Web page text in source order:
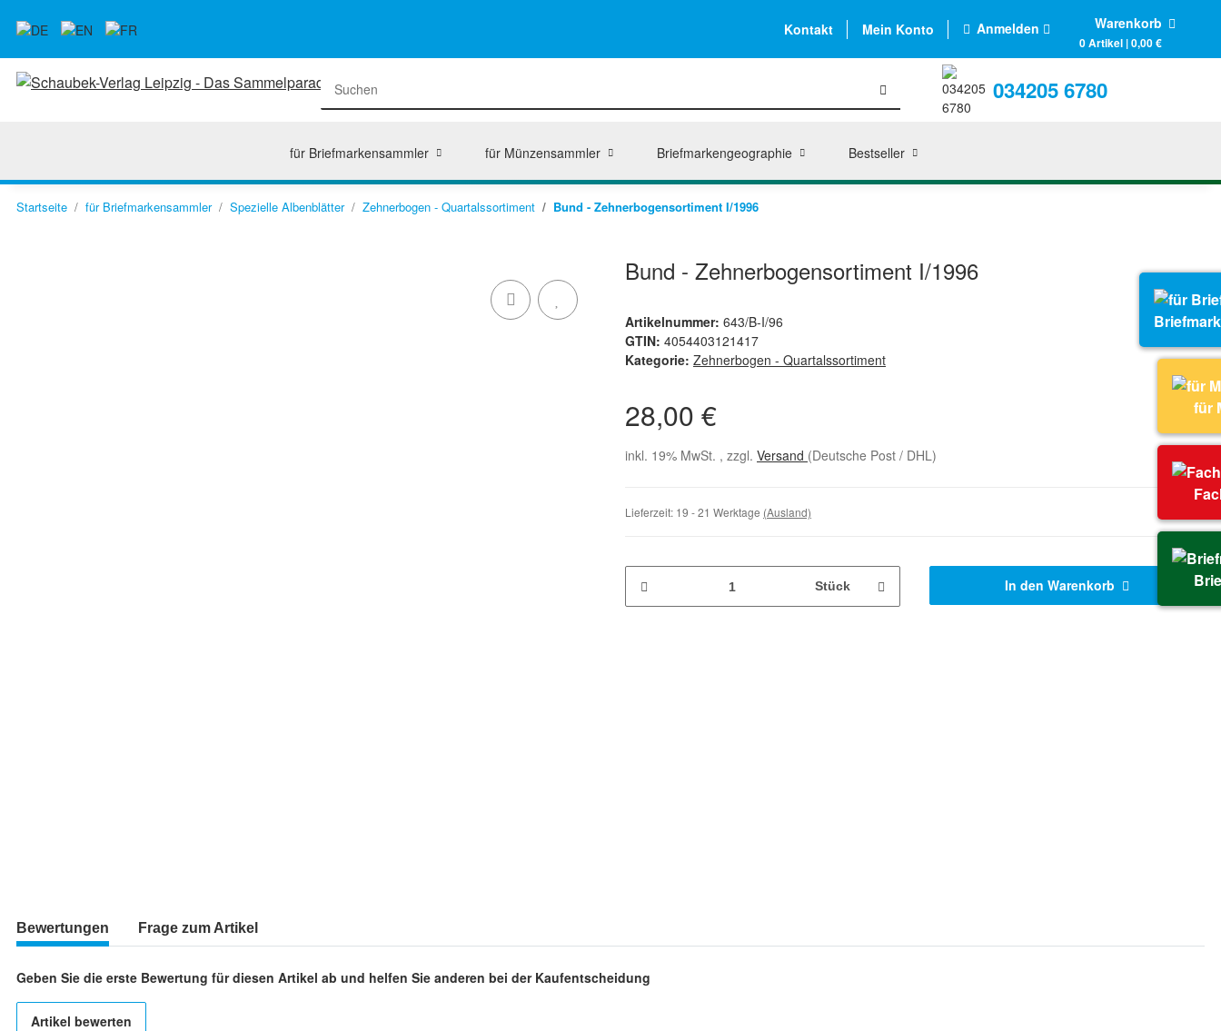
Kontakt Mein Konto Anmelden Warenkorb
0 Artikel | 0,00 €
034205 6780
für Briefmarkensammler für Münzensammler Briefmarkengeographie Bestseller
Startseite für Briefmarkensammler Spezielle Albenblätter Zehnerbogen - Quartalssortiment Bund - Zehnerbogensortiment I/1996
Bund - Zehnerbogensortiment I/1996
Artikelnummer: 643/B-I/96
GTIN: 4054403121417
Kategorie: Zehnerbogen - Quartalssortiment
28,00 €
inkl. 19% MwSt. , zzgl. Versand (Deutsche Post / DHL)
Lieferzeit: 19 - 21 Werktage (Ausland)
Stück In den Warenkorb
Bewertungen Frage zum Artikel
Geben Sie die erste Bewertung für diesen Artikel ab und helfen Sie anderen bei der Kaufentscheidung
Artikel bewerten
für